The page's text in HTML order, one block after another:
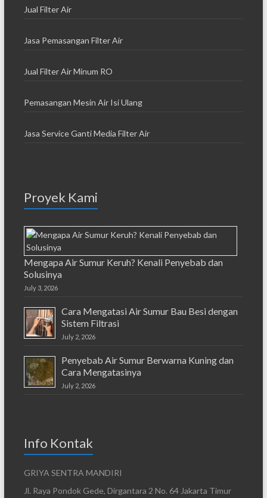
Jual Filter Air
Jasa Pemasangan Filter Air
Jual Filter Air Minum RO
Pemasangan Mesin Air Isi Ulang
Jasa Service Ganti Media Filter Air
Proyek Kami
Mengapa Air Sumur Keruh? Kenali Penyebab dan
Solusinya
July 3, 2026
Cara Mengatasi Air Sumur Bau Besi dengan
Sistem Filtrasi
July 2, 2026
Penyebab Air Sumur Berwarna Kuning dan
Cara Mengatasinya
July 2, 2026
Info Kontak
GRIYA SENTRA MANDIRI
Jl. Raya Pondok Gede, Dirgantara 2 No. 64 Jakarta Timur